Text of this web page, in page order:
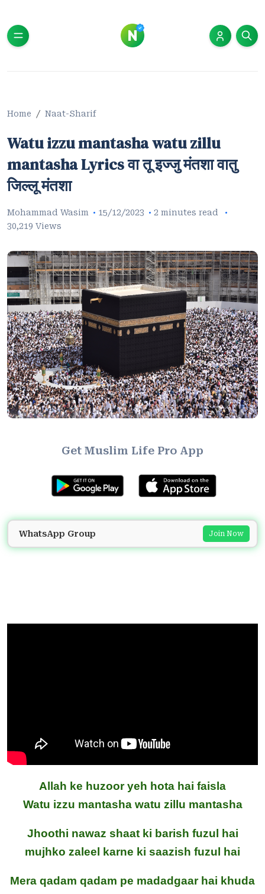
Home Naat-Sharif
Watu izzu mantasha watu zillu
mantasha Lyrics वा तू इज्जु मंतशा वातु
जिल्लू मंतशा
Mohammad Wasim 15/12/2023
2 minutes read
30,219 Views
Get Muslim Life Pro App
WhatsApp Group Join Now
Allah ke huzoor yeh hota hai faisla
Watu izzu mantasha watu zillu mantasha
Jhoothi nawaz shaat ki barish fuzul hai
mujhko zaleel karne ki saazish fuzul hai
Mera qadam qadam pe madadgaar hai khuda